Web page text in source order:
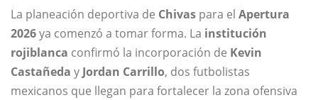
La planeación deportiva de Chivas para el Apertura
2026ya comenzó a tomar forma. La institución
rojiblanca confirmó la incorporación de Kevin
Castañeda y Jordan Carrillo, dos futbolistas
mexicanos que llegan para fortalecer la zona ofensiva